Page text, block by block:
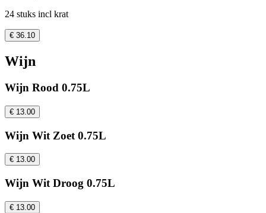
24 stuks incl krat
€ 36.10
Wijn
Wijn Rood 0.75L
€ 13.00
Wijn Wit Zoet 0.75L
€ 13.00
Wijn Wit Droog 0.75L
€ 13.00